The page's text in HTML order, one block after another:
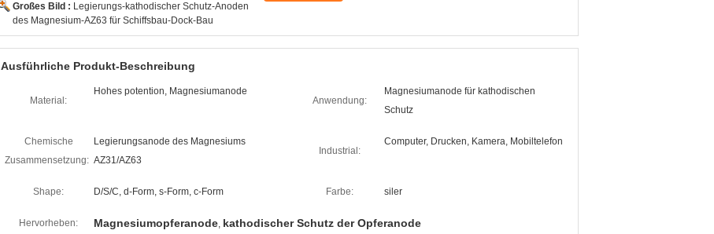
Großes Bild : Legierungs-kathodischer Schutz-Anoden
des Magnesium-AZ63 für Schiffsbau-Dock-Bau
Ausführliche Produkt-Beschreibung
Material:
Hohes potention, Magnesiumanode
Anwendung:
Magnesiumanode für kathodischen
Schutz
Chemische
Zusammensetzung:
Legierungsanode des Magnesiums
AZ31/AZ63
Industrial:
Computer, Drucken, Kamera, Mobiltelefon
Shape: D/S/C, d-Form, s-Form, c-Form Farbe: siler
Hervorheben: Magnesiumopferanode, kathodischer Schutz der Opferanode